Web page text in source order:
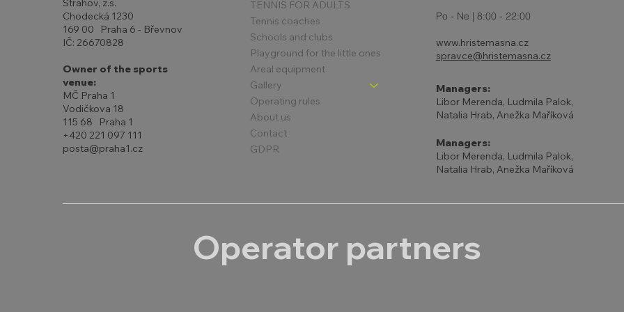
Strahov, z.s.
Chodecká 1230
169 00 Praha 6 - Břevnov
IČ: 26670828
Owner of the sports
venue:
MČ Praha 1
Vodičkova 18
115 68 Praha 1
+420 221 097 111
posta@praha1.cz
TENNIS FOR ADULTS
Tennis coaches
Schools and clubs
Playground for the little ones
Areal equipment
Gallery
Operating rules
About us
Contact
GDPR
Po - Ne | 8:00 - 22:00
www.hristemasna.cz
spravce@hristemasna.cz
Managers:
Libor Merenda, Ludmila Palok,
Natalia Hrab, Anežka Maříková
Managers:
Libor Merenda, Ludmila Palok,
Natalia Hrab, Anežka Maříková
Operator partners